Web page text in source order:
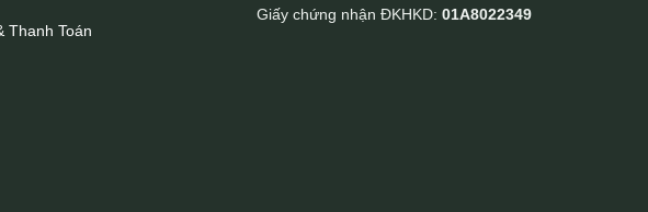
Thanh Toán
Giấy chứng nhận ĐKHKD: 01A8022349